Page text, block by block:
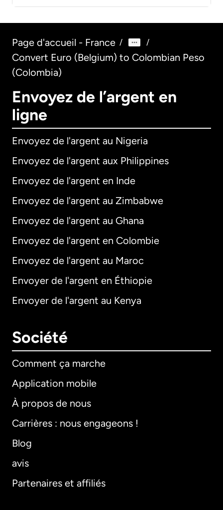
Page d'accueil - France / /
Convert Euro (Belgium) to Colombian Peso
(Colombia)
Envoyez de l’argent en
ligne
Envoyez de l'argent au Nigeria
Envoyez de l'argent aux Philippines
Envoyez de l'argent en Inde
Envoyez de l'argent au Zimbabwe
Envoyez de l'argent au Ghana
Envoyez de l'argent en Colombie
Envoyez de l'argent au Maroc
Envoyer de l'argent en Éthiopie
Envoyer de l'argent au Kenya
Société
Comment ça marche
Application mobile
À propos de nous
Carrières : nous engageons !
Blog
avis
Partenaires et affiliés